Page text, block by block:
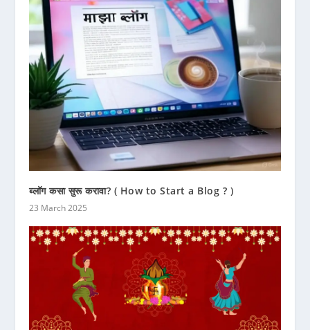
ब्लॉग कसा सुरू करावा? ( How to Start a Blog ? )
23 March 2025